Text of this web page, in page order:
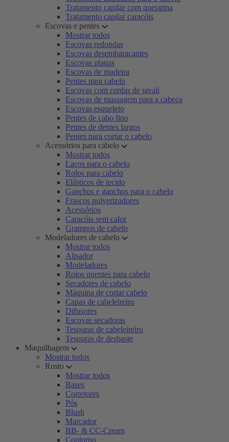
Tratamento capilar com queratina
Tratamento capilar caracóis
Escovas e pentes
Mostrar todos
Escovas redondas
Escovas desembaraçantes
Escovas planas
Escovas de madeira
Pentes para cabelo
Escovas com cerdas de javali
Escovas de massagem para a cabeça
Escovas esqueleto
Pentes de cabo fino
Pentes de dentes largos
Pentes para cortar o cabelo
Acessórios para cabelo
Mostrar todos
Laços para o cabelo
Rolos para cabelo
Elásticos de tecido
Ganchos e ganchos para o cabelo
Frascos pulverizadores
Acessórios
Caracóis sem calor
Grampos de cabelo
Modeladores de cabelo
Mostrar todos
Alisador
Modeladores
Rolos quentes para cabelo
Secadores de cabelo
Máquina de cortar cabelo
Capas de cabeleireiro
Difusores
Escovas secadoras
Tesouras de cabeleireiro
Tesouras de desbaste
Maquilhagem
Mostrar todos
Rosto
Mostrar todos
Bases
Corretores
Pós
Blush
Marcador
BB- & CC-Cream
Contorno